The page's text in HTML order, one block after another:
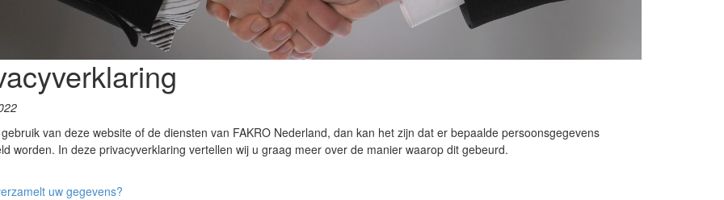
van deze website of de diensten van FAKRO Nederland, dan kan het zijn dat er bepaalde persoonsgegevens
worden. In deze privacyverklaring vertellen wij u graag meer over de manier waarop dit gebeurd.
uw gegevens?